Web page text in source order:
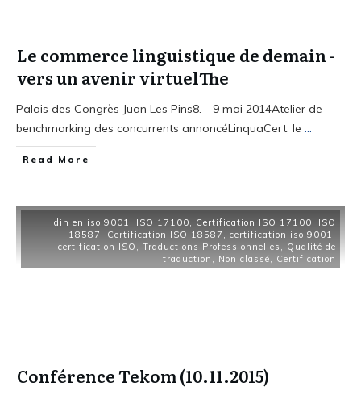
Le commerce linguistique de demain -
vers un avenir virtuelThe
Palais des Congrès Juan Les Pins8. - 9 mai 2014Atelier de
benchmarking des concurrents annoncéLinquaCert, le ...
Read More
din en iso 9001 , ISO 17100, Certification ISO 17100, ISO
18587 , Certification ISO 18587 , certification iso 9001 ,
certification ISO , Traductions Professionnelles , Qualité de
traduction , Non classé, Certification
Conférence Tekom (10.11.2015)